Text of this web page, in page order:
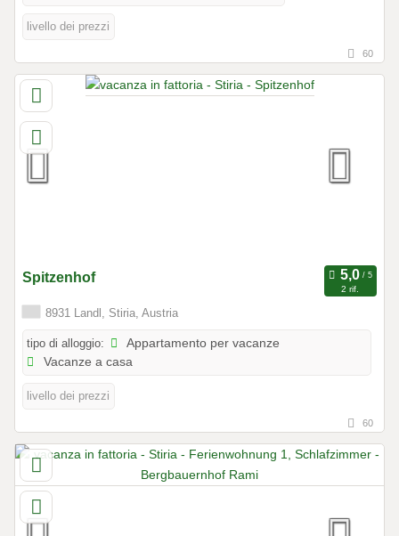
livello dei prezzi
60
Spitzenhof
2 rif.
8931 Landl, Stiria, Austria
tipo di alloggio:
Appartamento per vacanze
Vacanze a casa
livello dei prezzi
60